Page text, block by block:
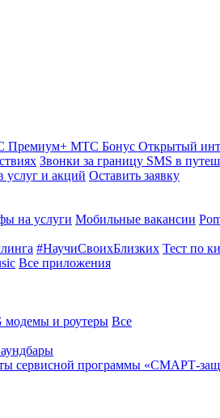
Премиум+ МТС Бонус Открытый
Звонки за границу SMS в
услуг и акций Оставить заявку
на услуги Мобильные вакансии
#НаучиСвоихБлизких Тест по
Все приложения
модемы и роутеры Все
сервисной программы «СМАРТ-